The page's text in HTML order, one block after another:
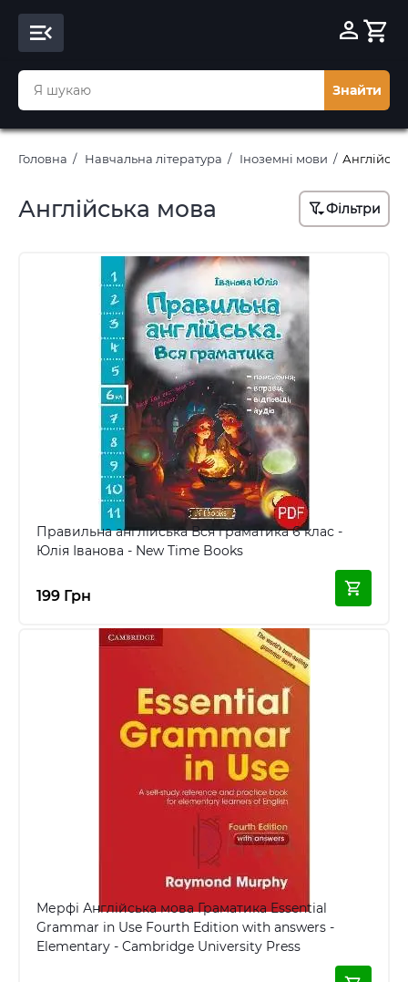
Знайти
Головна Навчальна література Іноземні мови
Англійська мова Фільтри
Правильна англійська Вся граматика 6 клас -
Юлія Іванова - New Time Books
199 Грн
Мерфі Англійська мова Граматика Essential
Grammar in Use Fourth Edition with answers -
Elementary - Cambridge University Press